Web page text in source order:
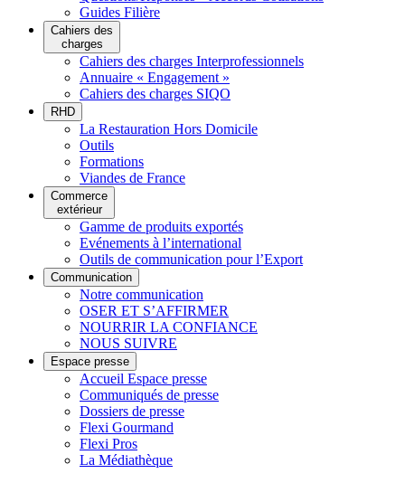
Guides Filière
Cahiers des
charges
Cahiers des charges Interprofessionnels
Annuaire « Engagement »
Cahiers des charges SIQO
RHD
La Restauration Hors Domicile
Outils
Formations
Viandes de France
Commerce
extérieur
Gamme de produits exportés
Evénements à l’international
Outils de communication pour l’Export
Communication
Notre communication
OSER ET S’AFFIRMER
NOURRIR LA CONFIANCE
NOUS SUIVRE
Espace presse
Accueil Espace presse
Communiqués de presse
Dossiers de presse
Flexi Gourmand
Flexi Pros
La Médiathèque